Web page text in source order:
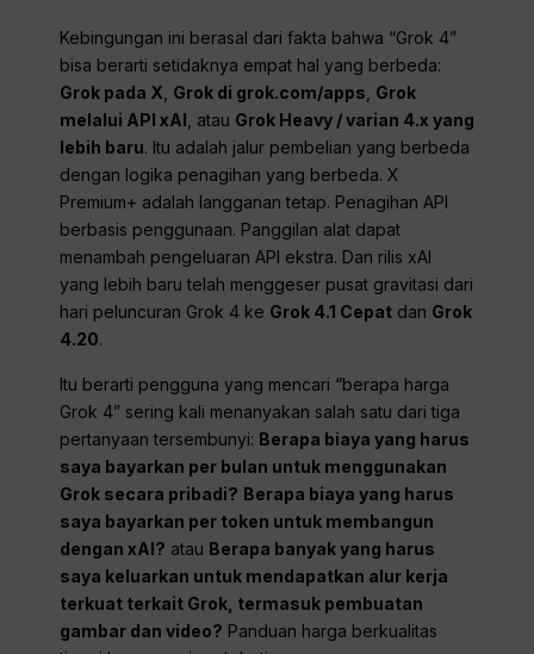
Kebingungan ini berasal dari fakta bahwa “Grok 4”
bisa berarti setidaknya empat hal yang berbeda:
Grok pada X, Grok di grok.com/apps, Grok
melalui API xAI, atau Grok Heavy / varian 4.x yang
lebih baru. Itu adalah jalur pembelian yang berbeda
dengan logika penagihan yang berbeda. X
Premium+ adalah langganan tetap. Penagihan API
berbasis penggunaan. Panggilan alat dapat
menambah pengeluaran API ekstra. Dan rilis xAI
yang lebih baru telah menggeser pusat gravitasi dari
hari peluncuran Grok 4 ke Grok 4.1 Cepat dan Grok
4.20.
Itu berarti pengguna yang mencari “berapa harga
Grok 4” sering kali menanyakan salah satu dari tiga
pertanyaan tersembunyi: Berapa biaya yang harus
saya bayarkan per bulan untuk menggunakan
Grok secara pribadi? Berapa biaya yang harus
saya bayarkan per token untuk membangun
dengan xAI? atau Berapa banyak yang harus
saya keluarkan untuk mendapatkan alur kerja
terkuat terkait Grok, termasuk pembuatan
gambar dan video? Panduan harga berkualitas